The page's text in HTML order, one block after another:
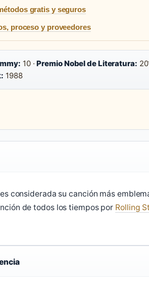
gratis y seguros
proceso y proveedores
10 ·Premio Nobel de Literatura:
1988
considerada su canción más
de todos los tiempos por Rolling